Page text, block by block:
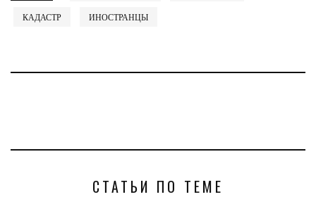
КАДАСТР ИНОСТРАНЦЫ
СТАТЬИ ПО ТЕМЕ